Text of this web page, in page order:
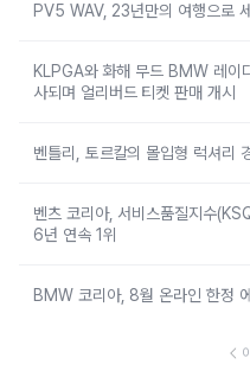
PV5 WAV, 23년만의 여행으로
KLPGA와 화해 무드 BMW 레이
사되며 얼리버드 티켓 판매 개시
벤틀리, 토르칼의 몰입형 럭셔리
벤츠 코리아, 서비스품질지수
6년 연속 1위
BMW 코리아, 8월 온라인 한정